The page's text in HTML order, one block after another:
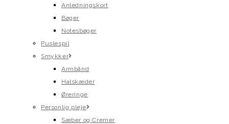
Anledningskort
Bøger
Notesbøger
Puslespil
Smykker
Armbånd
Halskæder
Øreringe
Personlig pleje
Sæber og Cremer